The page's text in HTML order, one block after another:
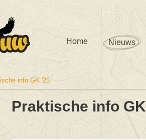
Home Nieuws
info GK '25
Praktische info